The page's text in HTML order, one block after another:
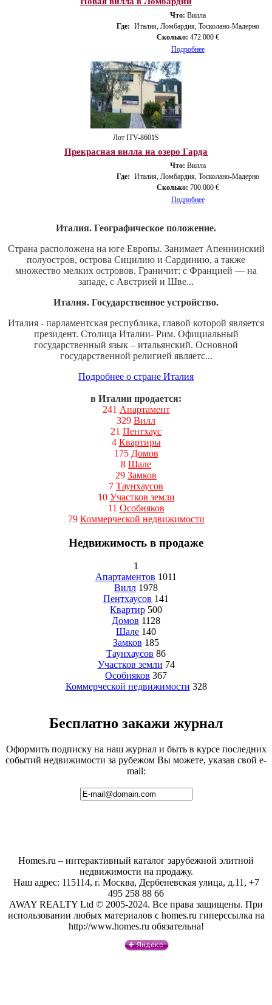
Что: Вилла
Где: Италия, Ломбардия, Тосколано-Мадерно
Сколько: 472.000 €
Подробнее
Лот ITV-8601S
Прекрасная вилла на озеро Гарда
Что: Вилла
Где: Италия, Ломбардия, Тосколано-Мадерно
Сколько: 700.000 €
Подробнее
Италия. Географическое положение.
Страна расположена на юге Европы. Занимает Апеннинский
полуостров, острова Сицилию и Сардинию, а также
множество мелких островов. Граничит: с Францией — на
западе, с Австрией и Шве...
Италия. Государственное устройство.
Италия - парламентская республика, главой которой является
президент. Столица Италии- Рим. Официальный
государственный язык – итальянский. Основной
государственной религией являетс...
Подробнее о стране Италия
в Италии продается:
241 Апартамент
329 Вилл
21 Пентхаус
4 Квартиры
175 Домов
8 Шале
29 Замков
7 Таунхаусов
10 Участков земли
11 Особняков
79 Коммерческой недвижимости
Недвижимость в продаже
1
Апартаментов 1011
Вилл 1978
Пентхаусов 141
Квартир 500
Домов 1128
Шале 140
Замков 185
Таунхаусов 86
Участков земли 74
Особняков 367
Коммерческой недвижимости 328
Бесплатно закажи журнал
Оформить подписку на наш журнал и быть в курсе последних
событий недвижимости за рубежом Вы можете, указав свой e-
mail:
Homes.ru – интерактивный каталог зарубежной элитной
недвижимости на продажу.
Наш адрес: 115114, г. Москва, Дербеневская улица, д.11, +7
495 258 88 66
AWAY REALTY Ltd © 2005-2024. Все права защищены. При
использовании любых материалов с homes.ru гиперссылка на
http://www.homes.ru обязательна!